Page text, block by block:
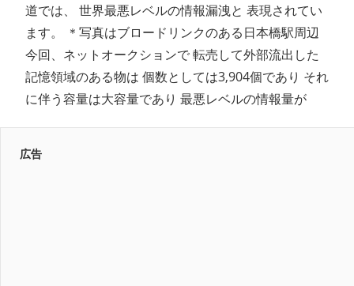
道では、 世界最悪レベルの情報漏洩と 表現されてい
ます。 ＊写真はブロードリンクのある日本橋駅周辺
今回、ネットオークションで 転売して外部流出した
記憶領域のある物は 個数としては3,904個であり それ
に伴う容量は大容量であり 最悪レベルの情報量が
広告